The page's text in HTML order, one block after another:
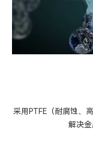
采用PTFE（耐腐蚀、
解决金